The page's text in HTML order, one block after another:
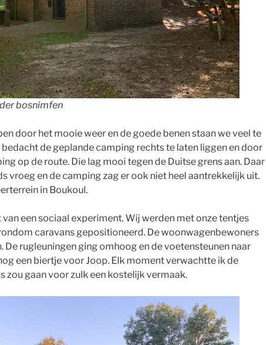
bosnimfen
door het mooie weer en de goede benen staan we veel te
de geplande camping rechts te laten liggen en door
op de route. Die lag mooi tegen de Duitse grens aan. Daar
vroeg en de camping zag er ook niet heel aantrekkelijk uit.
in Boukoul.
een sociaal experiment. Wij werden met onze tentjes
caravans gepositioneerd. De woonwagenbewoners
De rugleuningen ging omhoog en de voetensteunen naar
een biertje voor Joop. Elk moment verwachtte ik de
zou gaan voor zulk een kostelijk vermaak.